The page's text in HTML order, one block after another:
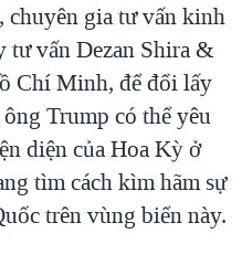
chuyên gia tư vấn kinh
tư vấn Dezan Shira &
Chí Minh, để đổi lấy
Trump có thể yêu
diện của Hoa Kỳ ở
tìm cách kìm hãm sự
trên vùng biển này.